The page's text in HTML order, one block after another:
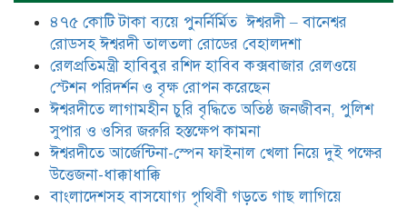
বিএনপির কেন্দ্রিয় নেতা সিরাজুল ইসলাম
সরদার
মধুমতি এক্সপ্রেস ট্রেনে রেলওয়ে জেলা
ডিবি টিমের বিশেষ অভিযানে রতন লাল
বিশ্বাসকে ৫০ বোতল কোডিন যুক্ত
সিরাপসহ গ্রেফতার
ঈশ্বরদীতে বিএনপি নেত্রীর বিরুদ্ধে জমি ও
দোকান দখলের চেষ্টার অভিযোগে সংবাদ
সম্মেলন
৪৭৫ কোটি টাকা ব্যয়ে পুনর্নির্মিত ঈশ্বরদী – বানেশ্বর
রোডসহ ঈশ্বরদী তালতলা রোডের বেহালদশা
রেলপ্রতিমন্ত্রী হাবিবুর রশিদ হাবিব কক্সবাজার রেলওয়ে
স্টেশন পরিদর্শন ও বৃক্ষ রোপন করেছেন
ঈশ্বরদীতে লাগামহীন চুরি বৃদ্ধিতে অতিষ্ঠ জনজীবন, পুলিশ
সুপার ও ওসির জরুরি হস্তক্ষেপ কামনা ​
ঈশ্বরদীতে আর্জেন্টিনা-স্পেন ফাইনাল খেলা নিয়ে দুই পক্ষের
উত্তেজনা-ধাক্কাধাক্কি
বাংলাদেশসহ বাসযোগ্য পৃথিবী গড়তে গাছ লাগিয়ে